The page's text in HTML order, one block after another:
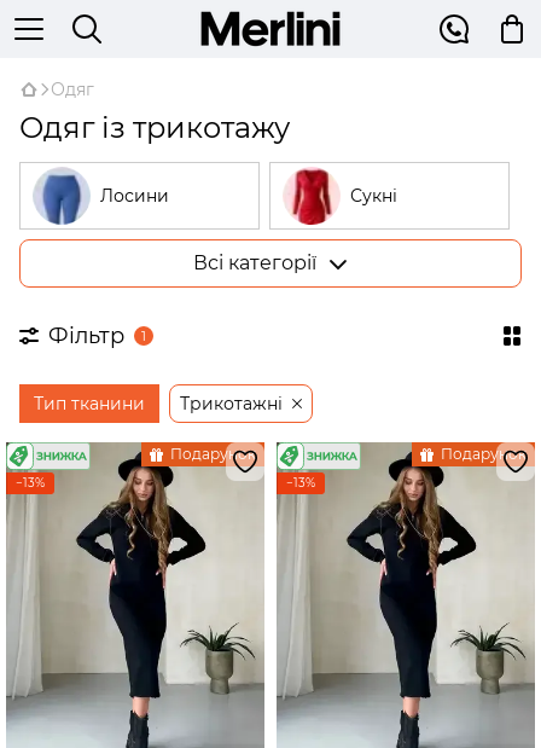
Одяг
Одяг із трикотажу
Лосини Сукні
Піжами
Сорочки
Штани Жакети
Спідниці Велосипедки
Футболки
Всі категорії
Фільтр 1
Тип тканини Трикотажні
Подарунок
−13%
Подарунок
−13%